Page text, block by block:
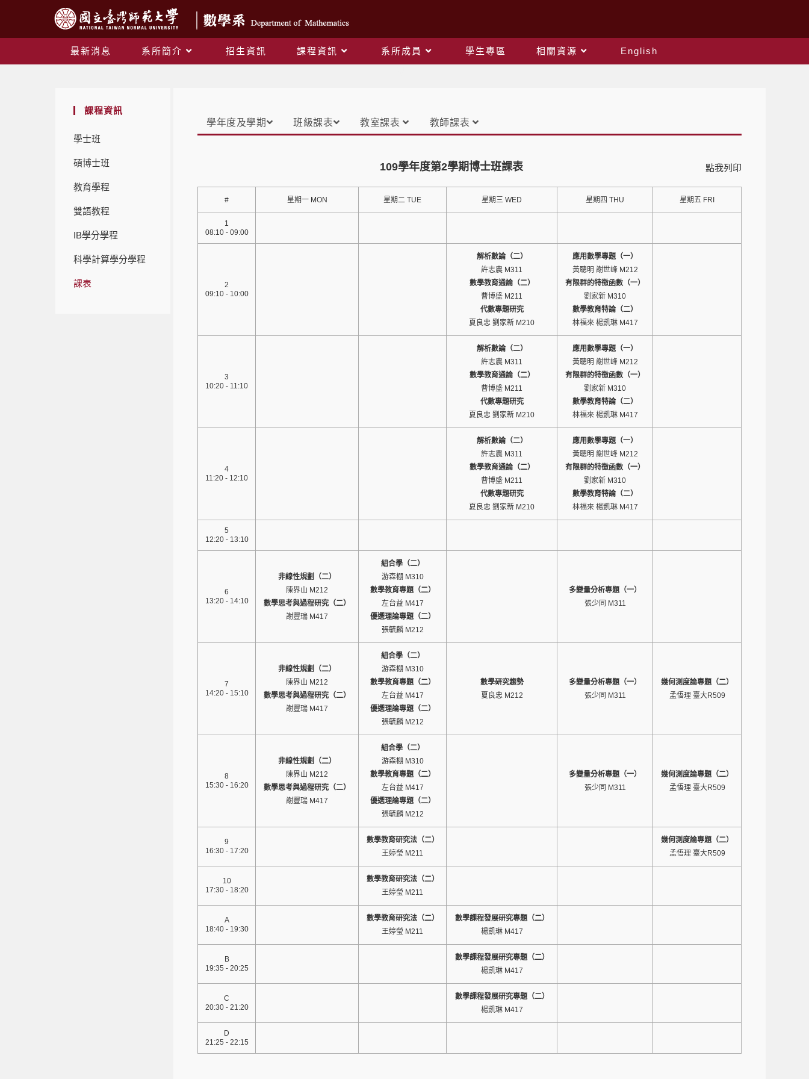
最新消息 系所簡介 招生資訊 課程資訊 系所成員 學生專區 相關資源
English
課程資訊
學士班
碩博士班
教育學程
雙語教程
IB學分學程
科學計算學分學程
課表
學年度及學期 班級課表 教室課表 教師課表
點我列印
109學年度第2學期博士班課表
# 星期一 MON 星期二 TUE 星期三 WED 星期四 THU 星期五 FRI
1
08:10 - 09:00
2
09:10 - 10:00
解析數論（二）
許志農 M311
數學教育通論（二）
曹博盛 M211
代數專題研究
夏良忠 劉家新 M210
應用數學專題（一）
黃聰明 謝世峰 M212
有限群的特徵函數（一）
劉家新 M310
數學教育特論（二）
林福來 楊凱琳 M417
3
10:20 - 11:10
解析數論（二）
許志農 M311
數學教育通論（二）
曹博盛 M211
代數專題研究
夏良忠 劉家新 M210
應用數學專題（一）
黃聰明 謝世峰 M212
有限群的特徵函數（一）
劉家新 M310
數學教育特論（二）
林福來 楊凱琳 M417
4
11:20 - 12:10
解析數論（二）
許志農 M311
數學教育通論（二）
曹博盛 M211
代數專題研究
夏良忠 劉家新 M210
應用數學專題（一）
黃聰明 謝世峰 M212
有限群的特徵函數（一）
劉家新 M310
數學教育特論（二）
林福來 楊凱琳 M417
5
12:20 - 13:10
6
13:20 - 14:10
非線性規劃（二）
陳界山 M212
數學思考與過程研究（二）
謝豐瑞 M417
組合學（二）
游森棚 M310
數學教育專題（二）
左台益 M417
優選理論專題（二）
張毓麟 M212
多變量分析專題（一）
張少同 M311
7
14:20 - 15:10
非線性規劃（二）
陳界山 M212
數學思考與過程研究（二）
謝豐瑞 M417
組合學（二）
游森棚 M310
數學教育專題（二）
左台益 M417
優選理論專題（二）
張毓麟 M212
數學研究趨勢
夏良忠 M212
多變量分析專題（一）
張少同 M311
幾何測度論專題（二）
孟悟理 臺大R509
8
15:30 - 16:20
非線性規劃（二）
陳界山 M212
數學思考與過程研究（二）
謝豐瑞 M417
組合學（二）
游森棚 M310
數學教育專題（二）
左台益 M417
優選理論專題（二）
張毓麟 M212
多變量分析專題（一）
張少同 M311
幾何測度論專題（二）
孟悟理 臺大R509
9
16:30 - 17:20
數學教育研究法（二）
王婷瑩 M211
幾何測度論專題（二）
孟悟理 臺大R509
10
17:30 - 18:20
數學教育研究法（二）
王婷瑩 M211
A
18:40 - 19:30
數學教育研究法（二）
王婷瑩 M211
數學課程發展研究專題（二）
楊凱琳 M417
B
19:35 - 20:25
數學課程發展研究專題（二）
楊凱琳 M417
C
20:30 - 21:20
數學課程發展研究專題（二）
楊凱琳 M417
D
21:25 - 22:15